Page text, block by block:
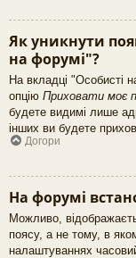
Як уникнути
на форумі"?
На вкладці "Особисті
опцію Приховати моє
будете видимі лише
інших ви будете
Догори
На форумі
Можливо,
поясу, а не тому, в
налаштуваннях